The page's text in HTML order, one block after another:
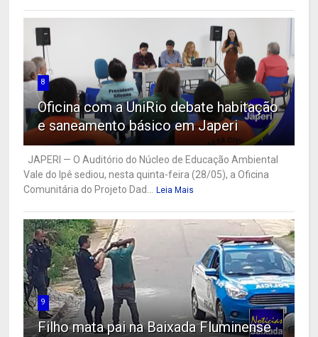
8
Oficina com a UniRio debate habitação
e saneamento básico em Japeri
JAPERI — O Auditório do Núcleo de Educação Ambiental
Vale do Ipê sediou, nesta quinta-feira (28/05), a Oficina
Comunitária do Projeto Dad...
Leia Mais
9
Filho mata pai na Baixada Fluminense